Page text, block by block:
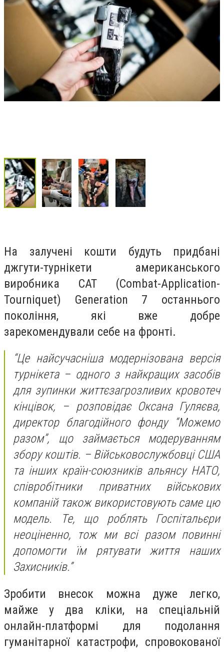
На залучені кошти будуть придбані
джгути-турнікети американського
виробника CAT (Combat-Application-
Tourniquet) Generation 7 останнього
покоління, які вже добре
зарекомендували себе на фронті.
“Це найсучасніша модернізована версія
турнікета – одного з найкращих засобів
для зупинки життєзагрозливих кровотеч
кінцівок, – розповідає Оксана Гуляєва,
директор благодійного фонду “Можемо
разом”, що займається модеруванням
збору коштів. – Військовослужбовці США
та інших країн-союзників альянсу НАТО,
співробітники приватних військових
компаній також використовують саме цю
модель. Те, що роблять Госпітальєри
неоціненно, тож ми всі разом повинні
допомогти їм рятувати життя наших
Захисників.”
Зробити внесок можна дуже легко,
майже у два кліки, на спеціальній
онлайн-платформі для подолання
гуманітарної катастрофи, спровокованої